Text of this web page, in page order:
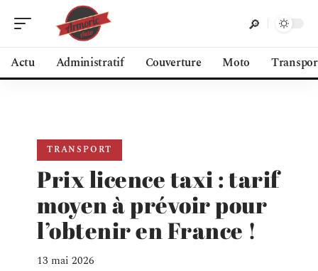
Actu Administratif Couverture Moto
TRANSPORT
Prix licence taxi : tarif
moyen à prévoir pour
l’obtenir en France !
13 mai 2026